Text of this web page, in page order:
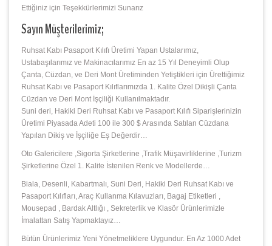
Ettiğiniz için Teşekkürlerimizi Sunarız
Sayın Müşterilerimiz;
Ruhsat Kabı Pasaport Kılıfı Üretimi Yapan Ustalarımız,
Ustabaşılarımız ve Makinacılarımız En az 15 Yıl Deneyimli Olup
Çanta, Cüzdan, ve Deri Mont Üretiminden Yetiştikleri için Ürettiğimiz
Ruhsat Kabı ve Pasaport Kılıflarımızda 1. Kalite Özel Dikişli Çanta
Cüzdan ve Deri Mont İşçiliği Kullanılmaktadır.
Suni deri, Hakiki Deri Ruhsat Kabı ve Pasaport Kılıfı Siparişlerinizin
Üretimi Piyasada Adeti 100 ile 300 $ Arasında Satılan Cüzdana
Yapılan Dikiş ve İşçiliğe Eş Değerdir…
Oto Galericilere ,Sigorta Şirketlerine ,Trafik Müşavirliklerine ,Turizm
Şirketlerine Özel 1. Kalite İstenilen Renk ve Modellerde…
Biala, Desenli, Kabartmalı, Suni Deri, Hakiki Deri Ruhsat Kabı ve
Pasaport Kılıfları, Araç Kullanma Kılavuzları, Bagaj Etiketleri ,
Mousepad , Bardak Altlığı , Sekreterlik ve Klasör Ürünlerimizle
İmalattan Satış Yapmaktayız…
Bütün Ürünlerimiz Yeni Yönetmeliklere Uygundur. En Az 1000 Adet